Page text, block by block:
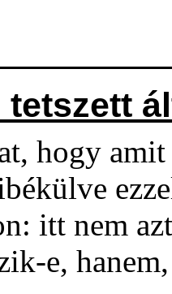
tetszett
hogy amit
itt nem
e,